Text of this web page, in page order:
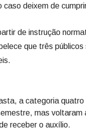
deixem de
de instrução
que três
a categoria
mas voltaram
receber o auxílio.